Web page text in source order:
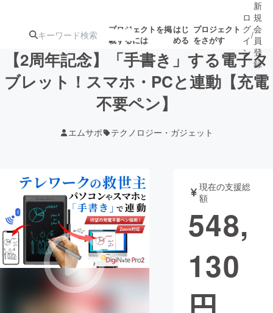
プロジェクトを掲
載するには
はじ
める
プロジェクト
をさがす
注目の新着プロ募集終了が近いプ
テクノロジー・ガジェット
映像・映画 書籍・雑誌
ビジネス・起業 チャレンジ
まちづくり・地域活性化
ロ
グ
イ
ン
/
新
規
会
員
登
録
【2周年記念】「手書き」する電子タ
ブレット！スマホ・PCと連動【充電
不要ペン】
エムサポ テクノロジー・ガジェット
現在の支援総
額
548,
130